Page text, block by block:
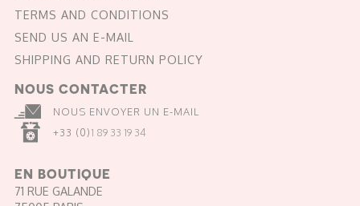
TERMS AND CONDITIONS
SEND US AN E-MAIL
SHIPPING AND RETURN POLICY
NOUS CONTACTER
NOUS ENVOYER UN E-MAIL
+33 (0)1 89 33 19 34
EN BOUTIQUE
71 RUE GALANDE